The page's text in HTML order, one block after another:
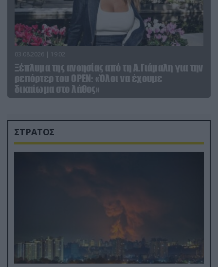
03.08.2026 | 19:02
Ξέπλυμα της ανοησίας από τη Α.Γιάμαλη για την
ρεπόρτερ του ΟΡΕΝ: «Όλοι να έχουμε
δικαίωμα στο λάθος»
ΣΤΡΑΤΟΣ